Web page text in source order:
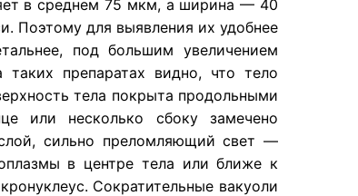
в среднем 75 мкм, а ширина — 40
Поэтому для выявления их удобнее
под большим увеличением
препаратах видно, что тело
тела покрыта продольными
или несколько сбоку замечено
слой, сильно преломляющий свет —
в центре тела или ближе к
Сократительные вакуоли